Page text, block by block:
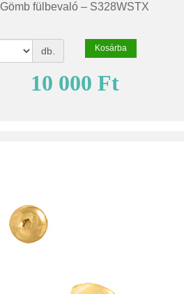
Gömb fülbevaló – S328WSTX
db. Kosárba
10 000 Ft